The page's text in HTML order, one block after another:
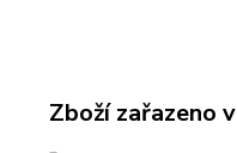
Zboží zařazeno